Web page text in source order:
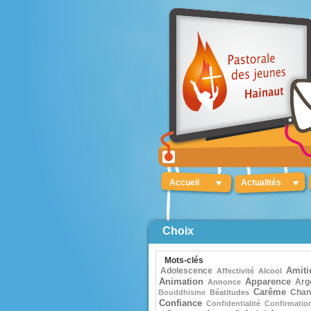
Accueil Actualités
Choix
Mots-clés
Adolescence Affectivité Alcool
Animation Annonce Apparence
Bouddhisme Béatitudes Carême
Confiance Confidentialité